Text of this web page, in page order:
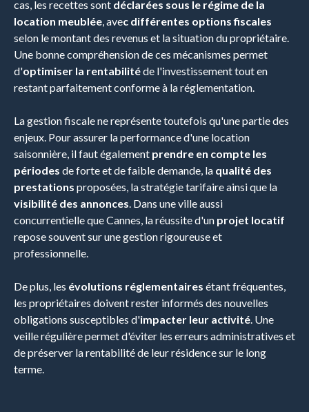
cas, les recettes sont déclarées sous le régime de la
location meublée, avec différentes options fiscales
selon le montant des revenus et la situation du propriétaire.
Une bonne compréhension de ces mécanismes permet
d'optimiser la rentabilitéde l'investissement tout en
restant parfaitement conforme à la réglementation.
La gestion fiscale ne représente toutefois qu'une partie des
enjeux. Pour assurer la performance d'une location
saisonnière, il faut également prendre en compte les
périodes de forteet de faible demande, la qualité des
prestations proposées, la stratégie tarifaire ainsi que la
visibilité des annonces. Dans une ville aussi
concurrentielle que Cannes, la réussite d'un projet locatif
repose souvent sur une gestion rigoureuse et
professionnelle.
De plus, les évolutions réglementaires étant fréquentes,
les propriétaires doivent rester informés des nouvelles
obligations susceptibles d'impacter leur activité. Une
veille régulière permet d'éviter les erreurs administratives et
de préserver la rentabilité de leur résidence sur le long
terme.